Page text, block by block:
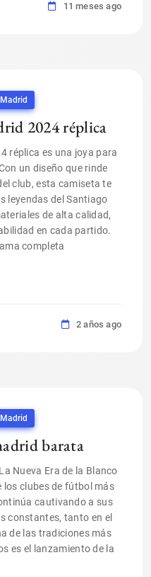
11 meses ago
2024 réplica
réplica es una joya para
un diseño que rinde
club, esta camiseta te
leyendas del Santiago
de alta calidad,
en cada partido.
completa
2 años ago
barata
Nueva Era de la Blanco
los clubes de fútbol más
cautivando a sus
constantes, tanto en el
de las tradiciones más
es el lanzamiento de la